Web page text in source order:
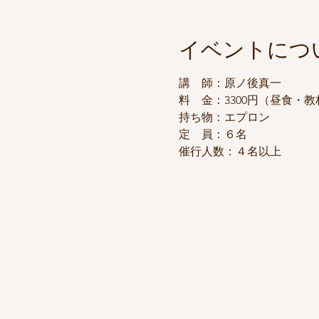
イベントにつ
講　師：原ノ後真一
料　金：3300円（昼食・教
持ち物：エプロン
定　員：６名
催行人数：４名以上